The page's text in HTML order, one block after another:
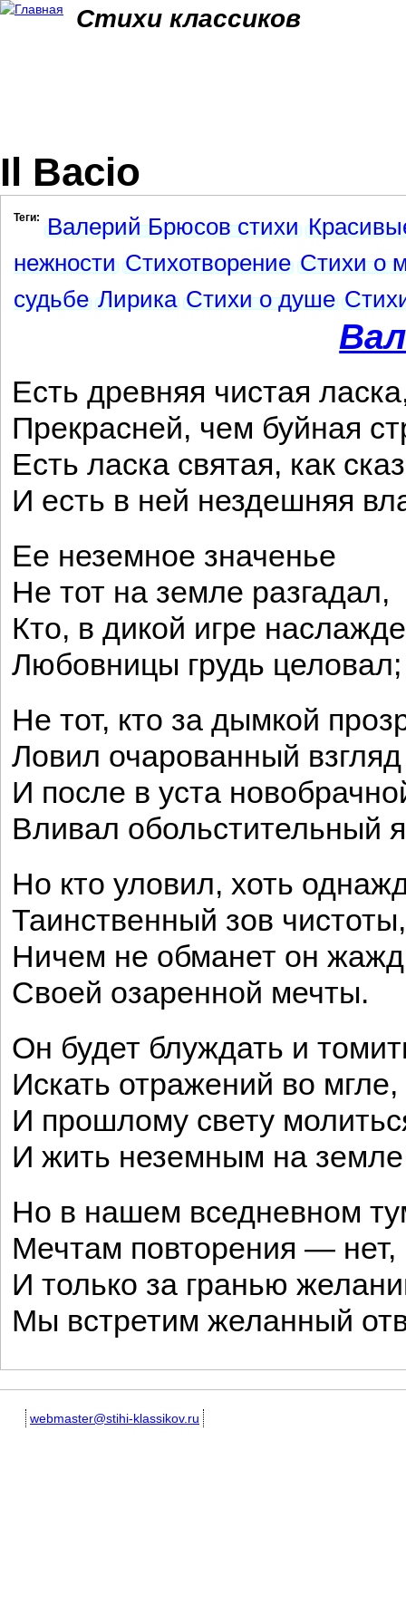
Стихи классиков
Il Bacio
Теги: Валерий Брюсов стихи
нежности Стихотворение Стихи о
судьбе Лирика Стихи о душе
Есть древняя чистая
Прекрасней, чем буйная
Есть ласка святая, как
И есть в ней нездешняя
Ее неземное значенье
Не тот на земле разгадал,
Кто, в дикой игре
Любовницы грудь целовал;
Не тот, кто за дымкой
Ловил очарованный взгляд
И после в уста
Вливал обольстительный
Но кто уловил, хоть
Таинственный зов
Ничем не обманет он
Своей озаренной мечты.
Он будет блуждать и
Искать отражений во мгле,
И прошлому свету
И жить неземным на
Но в нашем вседневном
Мечтам повторения — нет,
И только за гранью
Мы встретим желанный
webmaster@stihi-klassikov.ru